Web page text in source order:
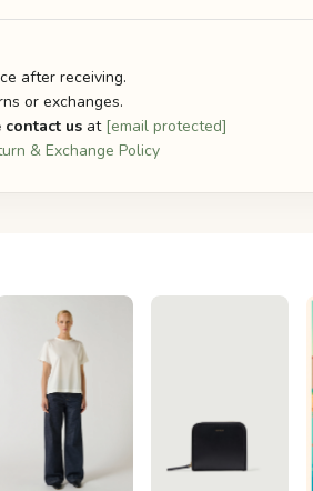
after receiving.
or exchanges.
contact us at [email protected]
& Exchange Policy